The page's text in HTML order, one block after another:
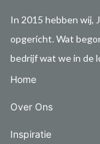
In 2015 hebben wij,
opgericht. Wat
bedrijf wat we in de
Home
Over Ons
Inspiratie